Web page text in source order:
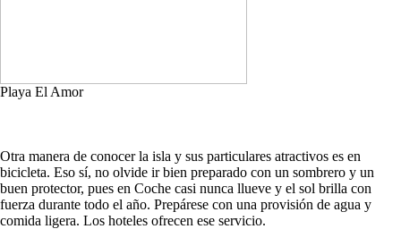
Playa El Amor
Otra manera de conocer la isla y sus particulares atractivos es en
bicicleta. Eso sí, no olvide ir bien preparado con un sombrero y un
buen protector, pues en Coche casi nunca llueve y el sol brilla con
fuerza durante todo el año. Prepárese con una provisión de agua y
comida ligera. Los hoteles ofrecen ese servicio.